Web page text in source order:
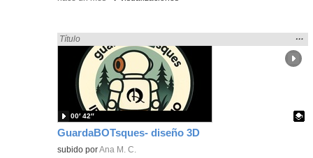
GuardaBOTsques- diseño 3D
Encontrado «Diseño» en:
Título
la
…
Contenido educativo.
subido porAna M. C.
00′ 42″